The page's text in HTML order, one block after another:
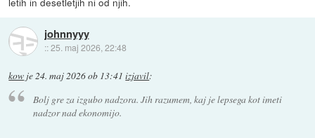
johnnyyy
::25. maj 2026, 22:48
kow je24. maj 2026 ob 13:41 izjavil:
Bolj gre za izgubo nadzora. Jih razumem, kaj je lepsega kot imeti
nadzor nad ekonomijo.